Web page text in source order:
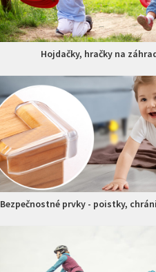
Hojdačky, hračky na
Bezpečnostné prvky - poistky,